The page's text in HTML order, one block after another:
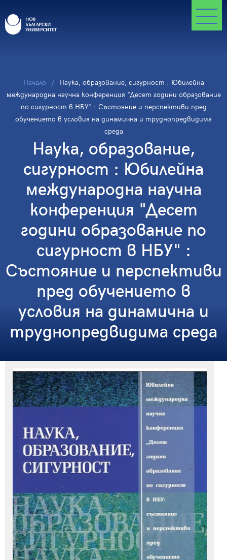
Начало
Наука, образование, сигурност : Юбилейна
международна научна конференция "Десет години образование
по сигурност в НБУ" : Състояние и перспективи пред
обучението в условия на динамична и труднопредвидима
среда
Наука, образование,
сигурност : Юбилейна
международна научна
конференция "Десет
години образование по
сигурност в НБУ" :
Състояние и перспективи
пред обучението в
условия на динамична и
труднопредвидима среда